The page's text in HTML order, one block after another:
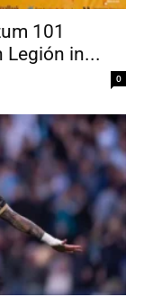
101
Legión in...
0